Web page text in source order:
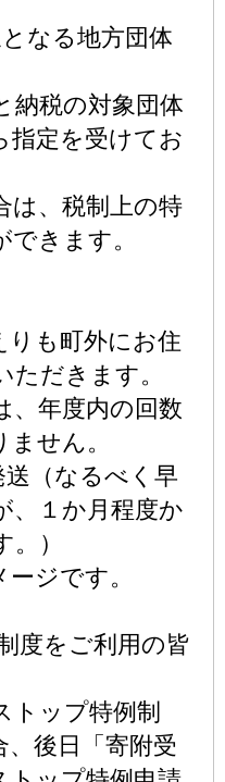
なる地方団体
税の対象団体
指定を受けてお
は、税制上の特
きます。
も町外にお住
ただきます。
年度内の回数
せん。
（なるべく早
、１か月程度か
）
ジです。
度をご利用の皆
トップ特例制
後日「寄附受